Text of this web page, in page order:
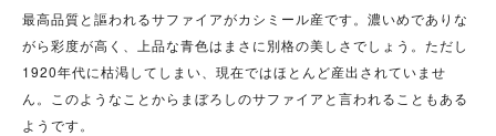
最高品質と謳われるサファイアがカシミール産です。 濃いめでありな
がら彩度が高く、上品な青色はまさに別格の美しさでしょう。 ただし
1920年代に枯渇してしまい、現在ではほとんど産出されていませ
ん。
このようなことからまぼろしのサファイアと言われることもある
ようです。